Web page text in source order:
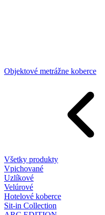
Objektové metrážne koberce
Všetky produkty
Vpichované
Uzlíkové
Velúrové
Hotelové koberce
Sit-in Collection